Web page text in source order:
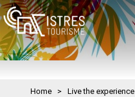
Home > Live the experience